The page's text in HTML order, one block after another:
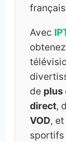
Avec
de plus
direct,
VOD,
sportifs